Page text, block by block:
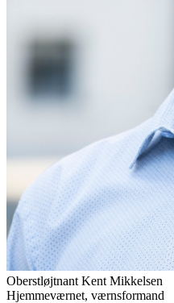
Oberstløjtnant Kent Mikkelsen
Hjemmeværnet, værnsformand